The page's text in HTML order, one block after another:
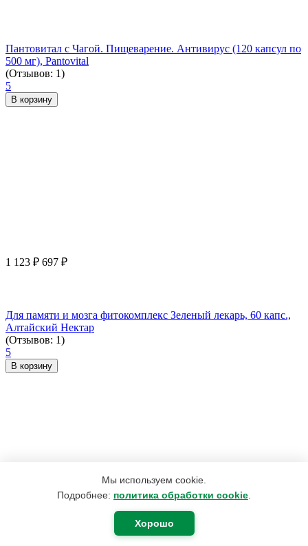
Мы используем cookie.
Подробнее: политика обработки cookie
Хорошо
Пантовитал с Чагой. Пищеварение. Антивирус (120 капсул по
500 мг), Pantovital
(Отзывов: 1)
5
В корзину
1 123 ₽ 697 ₽
Для памяти и мозга фитокомплекс Зеленый лекарь, 60 капс.,
Алтайский Нектар
(Отзывов: 1)
5
В корзину